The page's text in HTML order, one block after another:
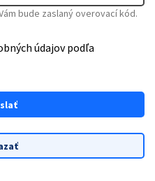
bude zaslaný overovací kód.
údajov podľa